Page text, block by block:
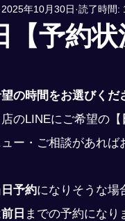
況 ７月の予約状況
約状況
【予約状
2025年10月30日 読了時間:
の時間をお選びくだ
のLINEにご希望の 【
ー・ご相談があれ
予約になりそうな場
前日 までの予約になり